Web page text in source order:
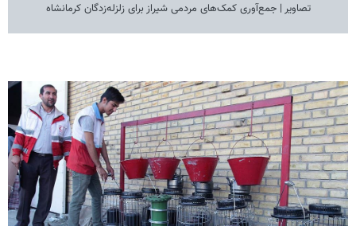
تصاویر | جمع‌آوری کمک‌های مردمی شیراز برای زلزله‌زدگان کرمانشاه